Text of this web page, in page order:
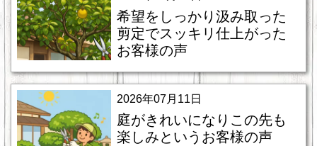
希望をしっかり汲み取った
剪定でスッキリ仕上がった
お客様の声
2026年07月11日
庭がきれいになりこの先も
楽しみというお客様の声